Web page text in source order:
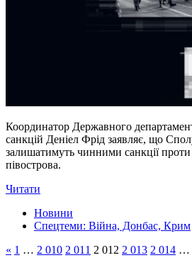
Координатор Державного
санкцій Деніел Фрід заявляє, що
залишатимуть чинними санкції
півострова.
Читати
Новини
Спецтеми: Війна, Донбас, Крим
« 1 … 2 010 2 011 2 012 2 013 2 014 …